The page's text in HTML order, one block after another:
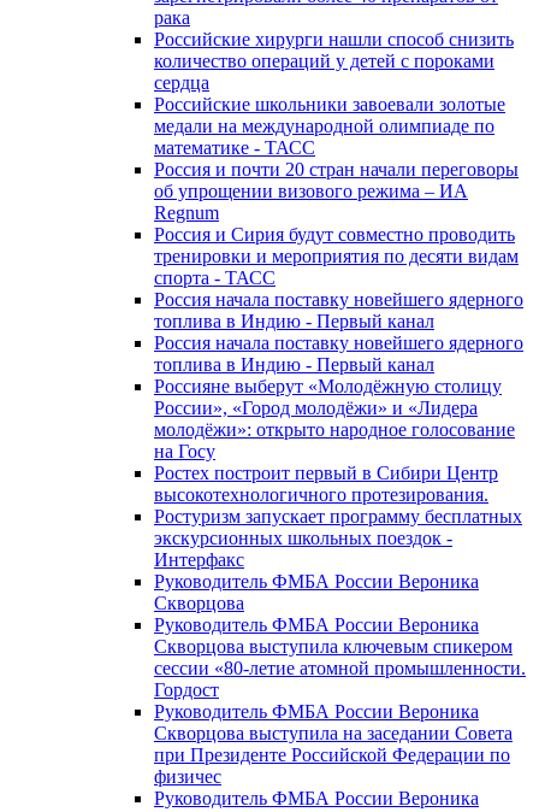
рака
Российские хирурги нашли способ снизить
количество операций у детей с пороками
сердца
Российские школьники завоевали золотые
медали на международной олимпиаде по
математике - ТАСС
Россия и почти 20 стран начали переговоры
об упрощении визового режима – ИА
Regnum
Россия и Сирия будут совместно проводить
тренировки и мероприятия по десяти видам
спорта - ТАСС
Россия начала поставку новейшего ядерного
топлива в Индию - Первый канал
Россия начала поставку новейшего ядерного
топлива в Индию - Первый канал
Россияне выберут «Молодёжную столицу
России», «Город молодёжи» и «Лидера
молодёжи»: открыто народное голосование
на Госу
Ростех построит первый в Сибири Центр
высокотехнологичного протезирования.
Ростуризм запускает программу бесплатных
экскурсионных школьных поездок -
Интерфакс
Руководитель ФМБА России Вероника
Скворцова
Руководитель ФМБА России Вероника
Скворцова выступила ключевым спикером
сессии «80-летие атомной промышленности.
Гордост
Руководитель ФМБА России Вероника
Скворцова выступила на заседании Совета
при Президенте Российской Федерации по
физичес
Руководитель ФМБА России Вероника